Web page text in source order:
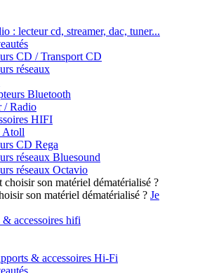
: lecteur cd, streamer, dac, tuner...
CD / Transport CD
réseaux
Bluetooth
/ Radio
HIFI
CD Rega
réseaux Bluesound
réseaux Octavio
son matériel dématérialisé ? Je
accessoires hifi
& accessoires Hi-Fi